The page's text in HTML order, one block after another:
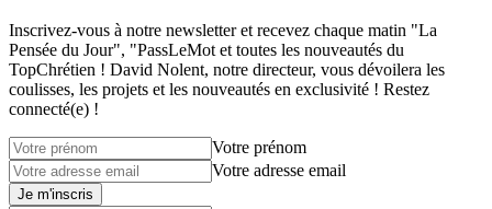
Inscrivez-vous à notre newsletter et recevez chaque matin "La
Pensée du Jour", "PassLeMot et toutes les nouveautés du
TopChrétien ! David Nolent, notre directeur, vous dévoilera les
coulisses, les projets et les nouveautés en exclusivité ! Restez
connecté(e) !
Votre prénom
Votre adresse email
Je m'inscris